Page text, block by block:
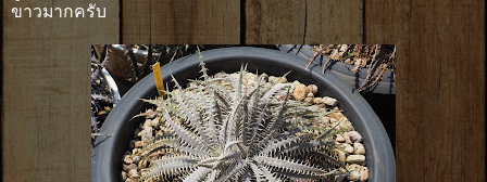
ขาวมากครับ